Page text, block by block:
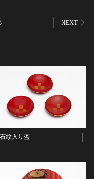
資料・関連記事等
館、美術館の皆さまへ
サイトについて
サイトリンク
トマップ
トのご意見はこちら
NEXT
紋入り盃